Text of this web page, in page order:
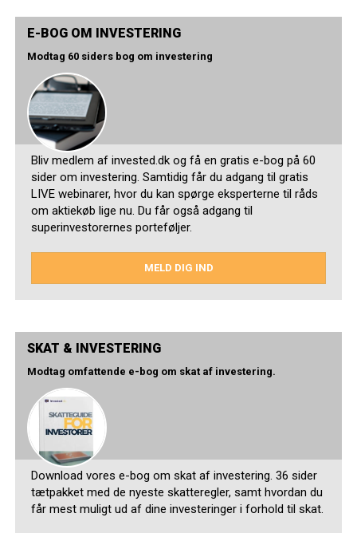
E-BOG OM INVESTERING
Modtag 60 siders bog om investering
Bliv medlem af invested.dk og få en gratis e-bog på 60
sider om investering. Samtidig får du adgang til gratis
LIVE webinarer, hvor du kan spørge eksperterne til råds
om aktiekøb lige nu. Du får også adgang til
superinvestorernes porteføljer.
MELD DIG IND
SKAT & INVESTERING
Modtag omfattende e-bog om skat af investering.
Download vores e-bog om skat af investering. 36 sider
tætpakket med de nyeste skatteregler, samt hvordan du
får mest muligt ud af dine investeringer i forhold til skat.